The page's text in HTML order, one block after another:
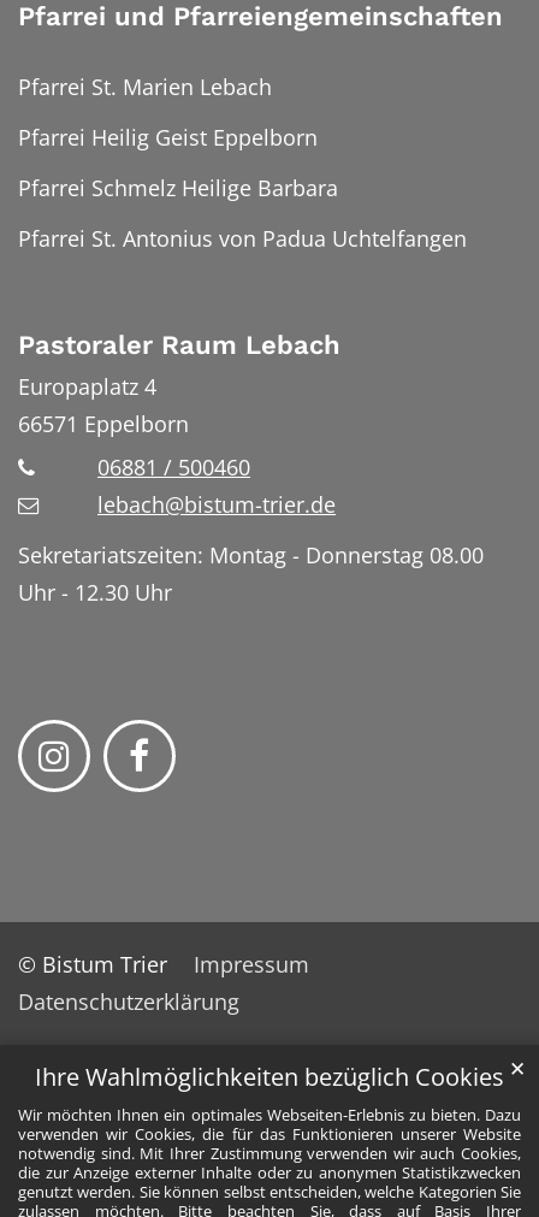
Ihre Wahlmöglichkeiten bezüglich Cookies
Wir möchten Ihnen ein optimales Webseiten-Erlebnis zu bieten. Dazu
verwenden wir Cookies, die für das Funktionieren unserer Website
notwendig sind. Mit Ihrer Zustimmung verwenden wir auch Cookies,
die zur Anzeige externer Inhalte oder zu anonymen Statistikzwecken
genutzt werden. Sie können selbst entscheiden, welche Kategorien Sie
zulassen möchten. Bitte beachten Sie, dass auf Basis Ihrer
✕
Pfarrei und Pfarreiengemeinschaften
Pfarrei St. Marien Lebach
Pfarrei Heilig Geist Eppelborn
Pfarrei Schmelz Heilige Barbara
Pfarrei St. Antonius von Padua Uchtelfangen
Pastoraler Raum Lebach
Europaplatz 4
66571 Eppelborn
06881 / 500460
lebach@bistum-trier.de
Sekretariatszeiten: Montag - Donnerstag 08.00
Uhr - 12.30 Uhr
© Bistum Trier
Impressum
Datenschutzerklärung